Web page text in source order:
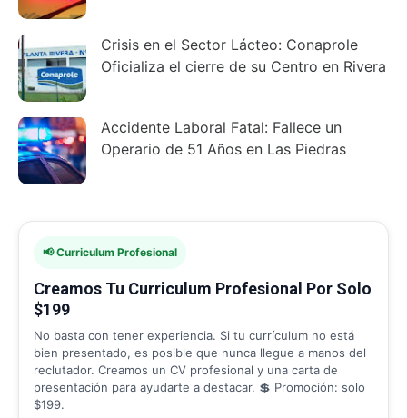
Crisis en el Sector Lácteo: Conaprole
Oficializa el cierre de su Centro en Rivera
Accidente Laboral Fatal: Fallece un
Operario de 51 Años en Las Piedras
📢 Curriculum Profesional
Creamos Tu Curriculum Profesional Por Solo
$199
No basta con tener experiencia. Si tu currículum no está
bien presentado, es posible que nunca llegue a manos del
reclutador. Creamos un CV profesional y una carta de
presentación para ayudarte a destacar. 💲 Promoción: solo
$199.